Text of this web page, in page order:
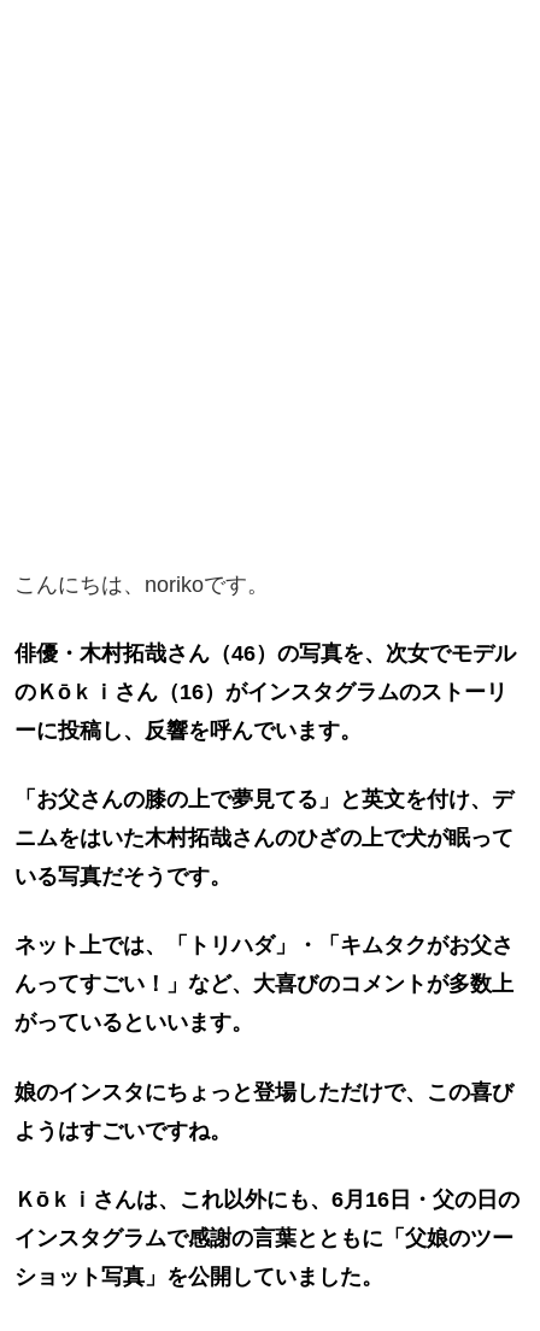
こんにちは、norikoです。
俳優・木村拓哉さん（46）の写真を、次女でモデル
のＫōｋｉさん（16）がインスタグラムのストーリ
ーに投稿し、反響を呼んでいます。
「お父さんの膝の上で夢見てる」と英文を付け、デ
ニムをはいた木村拓哉さんのひざの上で犬が眠って
いる写真だそうです。
ネット上では、「トリハダ」・「キムタクがお父さ
んってすごい！」など、大喜びのコメントが多数上
がっているといいます。
娘のインスタにちょっと登場しただけで、この喜び
ようはすごいですね。
Ｋōｋｉさんは、これ以外にも、6月16日・父の日の
インスタグラムで感謝の言葉とともに「父娘のツー
ショット写真」を公開していました。